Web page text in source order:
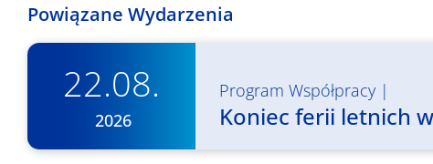
Powiązane Wydarzenia
22.08.
2026
Program Współpracy|
Koniec ferii letnich